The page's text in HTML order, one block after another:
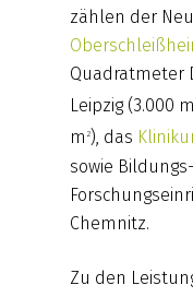
zählen der
Quadratmeter
Leipzig (3.000 m
m 2), das
sowie
Chemnitz.
Zu den